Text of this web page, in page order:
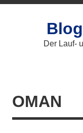
Zum
Der Lauf-
OMAN